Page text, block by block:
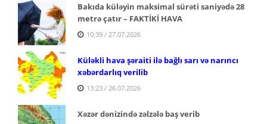
Bakıda küləyin maksimal sürəti saniyədə 28
metrə çatır – FAKTİKİ HAVA
10:39 / 27.07.2026
Küləkli hava şəraiti ilə bağlı sarı və narıncı
xəbərdarlıq verilib
13:23 / 26.07.2026
Xəzər dənizində zəlzələ baş verib